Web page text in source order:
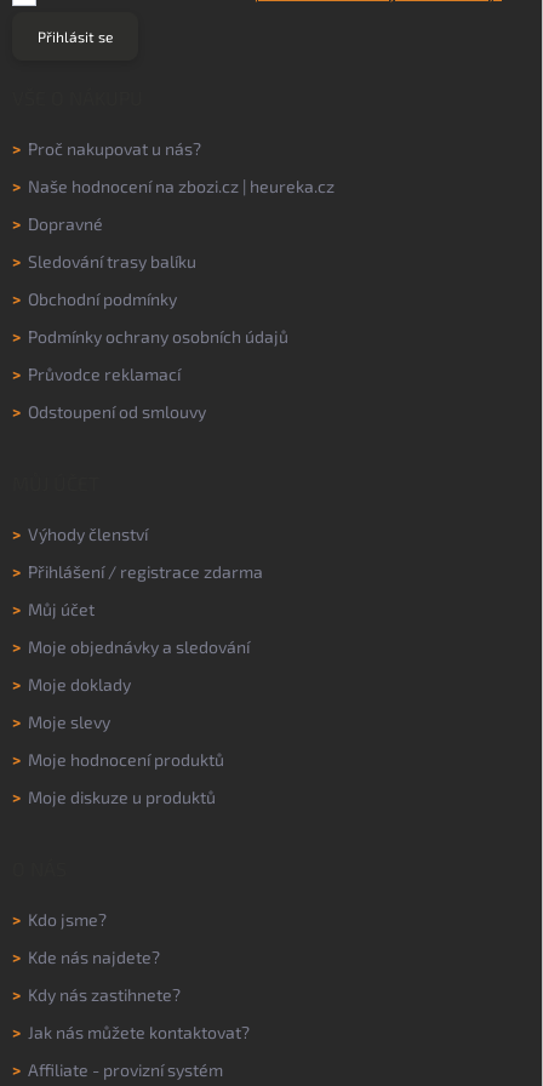
Přihlásit se
> Proč nakupovat u nás?
> Naše hodnocení na zbozi.cz | heureka.cz
> Dopravné
> Sledování trasy balíku
> Obchodní podmínky
> Podmínky ochrany osobních údajů
> Průvodce reklamací
> Odstoupení od smlouvy
> Výhody členství
> Přihlášení/ registrace zdarma
> Můj účet
> Moje objednávky a sledování
> Moje doklady
> Moje slevy
> Moje hodnocení produktů
> Moje diskuze u produktů
> Kdo jsme?
> Kde nás najdete?
> Kdy nás zastihnete?
> Jak nás můžete kontaktovat?
> Affiliate - provizní systém